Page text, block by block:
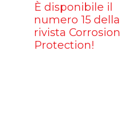
È disponibile il
numero 15 della
rivista Corrosion
Protection!